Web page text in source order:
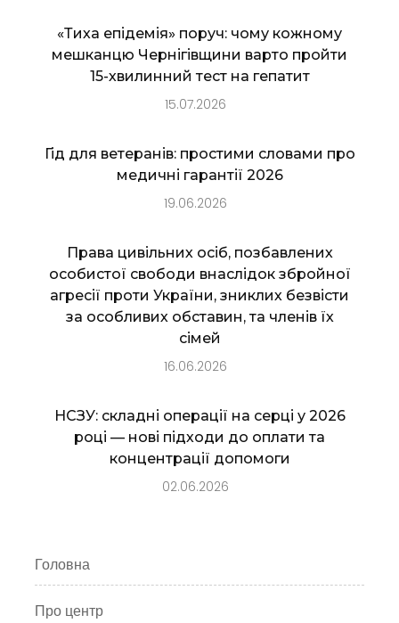
«Тиха епідемія» поруч: чому кожному
мешканцю Чернігівщини варто пройти
15-хвилинний тест на гепатит
15.07.2026
Гід для ветеранів: простими словами про
медичні гарантії 2026
19.06.2026
Права цивільних осіб, позбавлених
особистої свободи внаслідок збройної
агресії проти України, зниклих безвісти
за особливих обставин, та членів їх
сімей
16.06.2026
НСЗУ: складні операції на серці у 2026
році — нові підходи до оплати та
концентрації допомоги
02.06.2026
Головна
Про центр